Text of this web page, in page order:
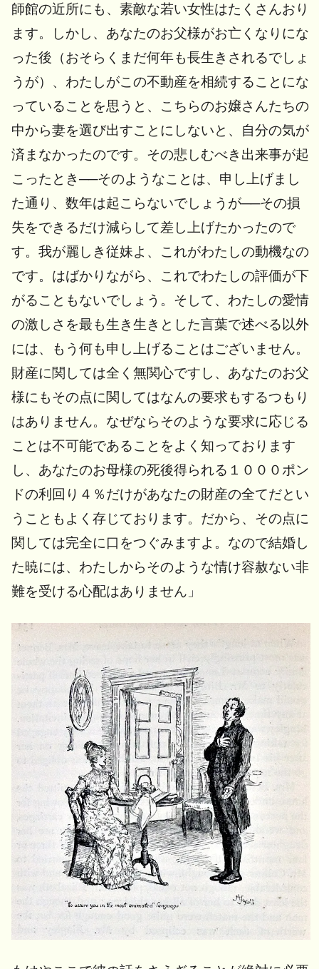
師館の近所にも、素敵な若い女性はたくさんおり
ます。しかし、あなたのお父様がお亡くなりにな
った後（おそらくまだ何年も長生きされるでしょ
うが）、わたしがこの不動産を相続することにな
っていることを思うと、こちらのお嬢さんたちの
中から妻を選び出すことにしないと、自分の気が
済まなかったのです。その悲しむべき出来事が起
こったとき──そのようなことは、申し上げまし
た通り、数年は起こらないでしょうが──その損
失をできるだけ減らして差し上げたかったので
す。我が麗しき従妹よ、これがわたしの動機なの
です。はばかりながら、これでわたしの評価が下
がることもないでしょう。そして、わたしの愛情
の激しさを最も生き生きとした言葉で述べる以外
には、もう何も申し上げることはございません。
財産に関しては全く無関心ですし、あなたのお父
様にもその点に関してはなんの要求もするつもり
はありません。なぜならそのような要求に応じる
ことは不可能であることをよく知っております
し、あなたのお母様の死後得られる１０００ポン
ドの利回り４％だけがあなたの財産の全てだとい
うこともよく存じております。だから、その点に
関しては完全に口をつぐみますよ。なので結婚し
た暁には、わたしからそのような情け容赦ない非
難を受ける心配はありません」